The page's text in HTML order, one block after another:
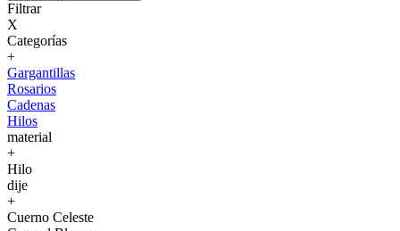
Filtrar
X
Categorías
+
Gargantillas
Rosarios
Cadenas
Hilos
material
+
Hilo
dije
+
Cuerno Celeste